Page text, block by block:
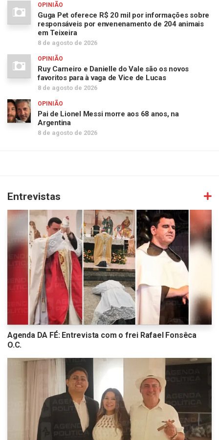
OPINIÃO
Guga Pet oferece R$ 20 mil por informações sobre
responsáveis por envenenamento de 204 animais
em Teixeira
8 de agosto de 2026
OPINIÃO
Ruy Carneiro e Danielle do Vale são os novos
favoritos para à vaga de Vice de Lucas
8 de agosto de 2026
OPINIÃO
Pai de Lionel Messi morre aos 68 anos, na
Argentina
8 de agosto de 2026
Entrevistas
Agenda DA FÉ: Entrevista com o frei Rafael Fonsêca
O.C.